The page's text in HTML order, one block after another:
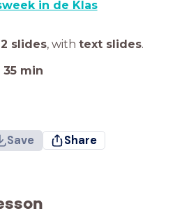
in de Klas
slides, with text slides.
35 min
Save Share